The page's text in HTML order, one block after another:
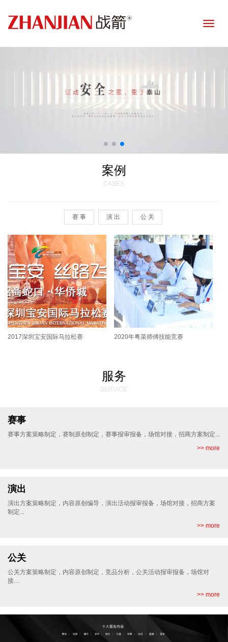
Toggle
案例
CASES
赛 事 演 出 公 关
2017深圳宝安国际马拉松赛 2020年粤菜师傅技能竞赛
服务
SERVICE
赛事
赛事方案策略制定，赛制原创制定，赛事报审报备，场馆对接，招商方案制定...
>> more
演出
演出方案策略制定，内容原创编导，演出活动报审报备，场馆对接，招商方案
制定...
>> more
公关
公关方案策略制定，内容原创制定，竞品分析，公关活动报审报备，场馆对
接....
>> more